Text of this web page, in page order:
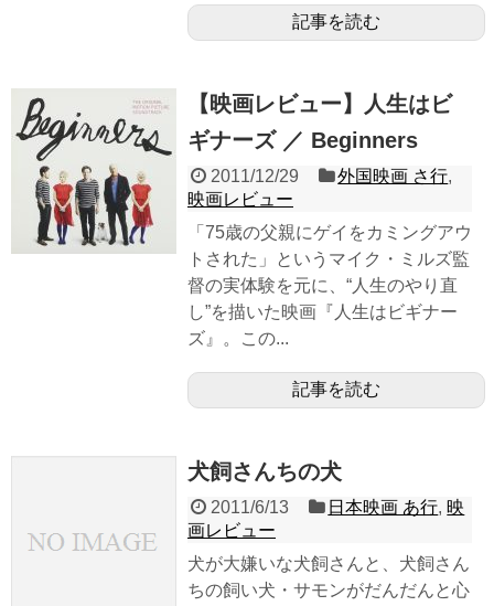
記事を読む
【映画レビュー】人生はビ
ギナーズ ／ Beginners
2011/12/29 外国映画 さ行,
映画レビュー
「75歳の父親にゲイをカミングアウ
トされた」というマイク・ミルズ監
督の実体験を元に、“人生のやり直
し”を描いた映画『人生はビギナー
ズ』。この...
記事を読む
犬飼さんちの犬
2011/6/13 日本映画 あ行, 映
画レビュー
犬が大嫌いな犬飼さんと、犬飼さん
ちの飼い犬・サモンがだんだんと心